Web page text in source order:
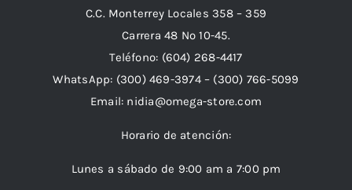
C.C. Monterrey Locales 358 – 359
Carrera 48 Nº 10-45.
Teléfono: (604) 268-4417
WhatsApp: (300) 469-3974 – (300) 766-5099
Email: nidia@omega-store.com
Horario de atención:
Lunes a sábado de 9:00 am a 7:00 pm